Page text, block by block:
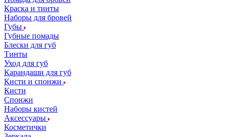
Краска и тинты
Наборы для бровей
Губы
Губные помады
Блески для губ
Тинты
Уход для губ
Карандаши для губ
Кисти и спонжи
Кисти
Спонжи
Наборы кистей
Аксессуары
Косметички